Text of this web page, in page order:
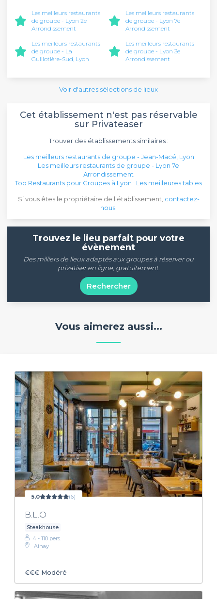
Les meilleurs restaurants
de groupe - Lyon 2e
Arrondissement
Les meilleurs restaurants
de groupe - Lyon 7e
Arrondissement
Les meilleurs restaurants
de groupe - La
Guillotière-Sud, Lyon
Les meilleurs restaurants
de groupe - Lyon 3e
Arrondissement
Voir d'autres sélections de lieux
Cet établissement n'est pas réservable
sur Privateaser
Trouver des établissements similaires :
Les meilleurs restaurants de groupe - Jean-Macé, Lyon
Les meilleurs restaurants de groupe - Lyon 7e
Arrondissement
Top Restaurants pour Groupes à Lyon : Les meilleures tables
Si vous êtes le propriétaire de l'établissement, contactez-
nous
Trouvez le lieu parfait pour votre
évènement
Des milliers de lieux adaptés aux groupes à réserver ou
privatiser en ligne, gratuitement.
Rechercher
Vous aimerez aussi...
5,0 (6)
B.L.O
Steakhouse
4 - 110 pers.
Ainay
€€€ Modéré